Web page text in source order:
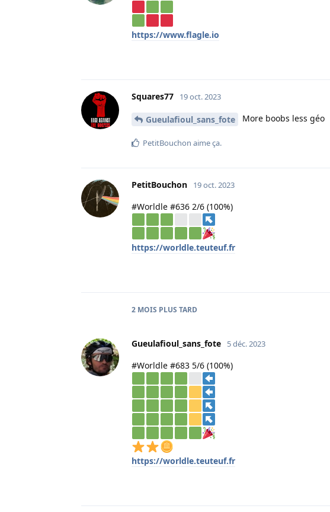
https://www.flagle.io
Squares77 19 oct. 2023
Gueulafioul_sans_fote More boobs less géo
PetitBouchon aime ça.
PetitBouchon 19 oct. 2023
#Worldle #636 2/6 (100%)
https://worldle.teuteuf.fr
2 MOIS PLUS TARD
Gueulafioul_sans_fote 5 déc. 2023
#Worldle #683 5/6 (100%)
https://worldle.teuteuf.fr